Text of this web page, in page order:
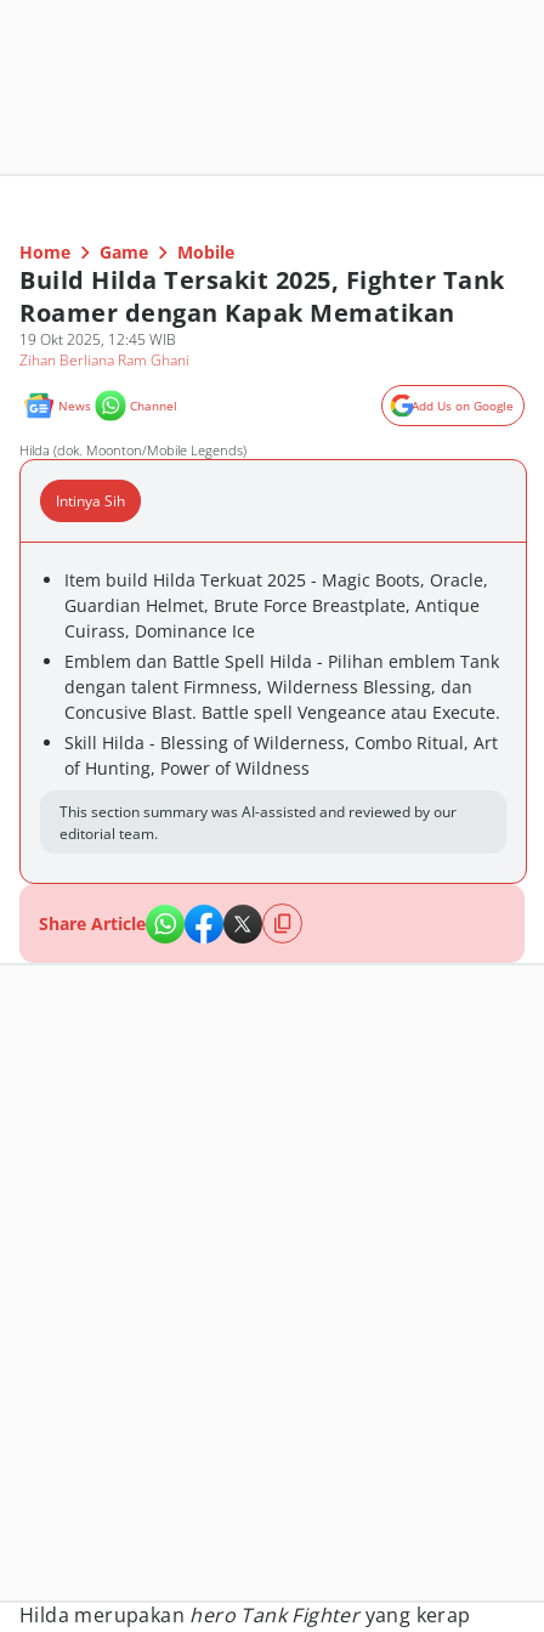
Home Game Mobile
Build Hilda Tersakit 2025, Fighter Tank
Roamer dengan Kapak Mematikan
19 Okt 2025, 12:45 WIB
Zihan Berliana Ram Ghani
News Channel Add Us on Google
Hilda (dok. Moonton/Mobile Legends)
Intinya Sih
Item build Hilda Terkuat 2025 - Magic Boots, Oracle,
Guardian Helmet, Brute Force Breastplate, Antique
Cuirass, Dominance Ice
Emblem dan Battle Spell Hilda - Pilihan emblem Tank
dengan talent Firmness, Wilderness Blessing, dan
Concusive Blast. Battle spell Vengeance atau Execute.
Skill Hilda - Blessing of Wilderness, Combo Ritual, Art
of Hunting, Power of Wildness
This section summary was AI-assisted and reviewed by our
editorial team.
Share Article
Hilda merupakan hero Tank Fighteryang kerap